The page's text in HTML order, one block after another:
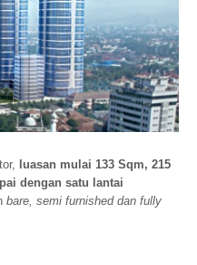
luasan mulai 133 Sqm, 215
dengan satu lantai
bare, semi furnished dan fully